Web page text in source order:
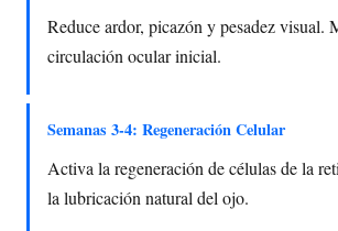
Reduce ardor, picazón y pesadez visual.
circulación ocular inicial.
Semanas 3-4: Regeneración Celular
Activa la regeneración de células de la
la lubricación natural del ojo.